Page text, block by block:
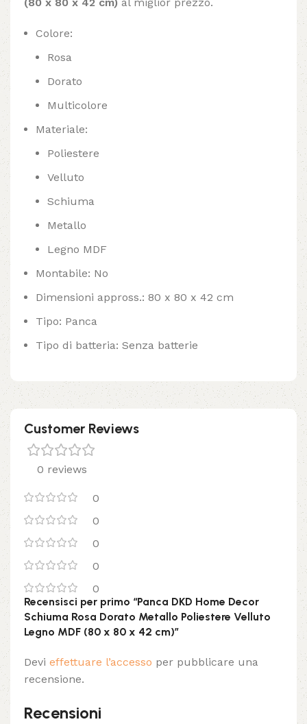
Colore:
Rosa
Dorato
Multicolore
Materiale:
Poliestere
Velluto
Schiuma
Metallo
Legno MDF
Montabile: No
Dimensioni appross.: 80 x 80 x 42 cm
Tipo: Panca
Tipo di batteria: Senza batterie
Customer Reviews
0 reviews
0
0
0
0
0
Recensioni
Recensisci per primo “Panca DKD Home Decor
Schiuma Rosa Dorato Metallo Poliestere Velluto
Legno MDF (80 x 80 x 42 cm)”
Devi effettuare l’accesso per pubblicare una
recensione.